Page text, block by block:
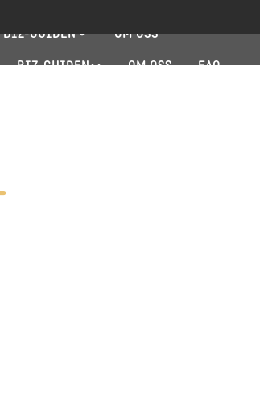
BIZ-GUIDEN OM OSS FAQ
BIZ-GUIDEN OM OSS